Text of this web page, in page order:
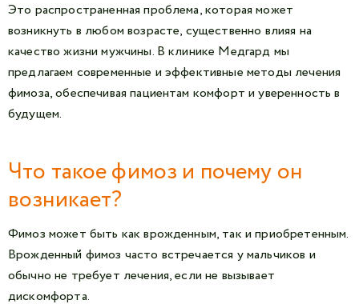
Это распространенная проблема, которая может
возникнуть в любом возрасте, существенно влияя на
качество жизни мужчины. В клинике Медгард мы
предлагаем современные и эффективные методы лечения
фимоза, обеспечивая пациентам комфорт и уверенность в
будущем.
Что такое фимоз и почему он
возникает?
Фимоз может быть как врожденным, так и приобретенным.
Врожденный фимоз часто встречается у мальчиков и
обычно не требует лечения, если не вызывает
дискомфорта.